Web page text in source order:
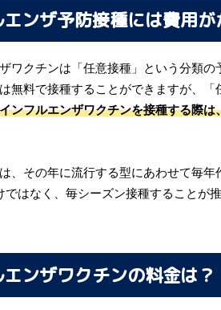
ンザ予防接種には費用が
ワクチンは「任意接種」という分類
無料で接種することができますが、「
インフルエンザワクチンを接種する際
、その年に流行する型にあわせて毎
はなく、毎シーズン接種することが
ンザワクチンの料金は？